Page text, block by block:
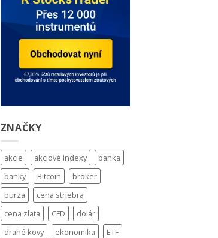
ZNAČKY
akcie akciové indexy
banka
banky
Bitcoin
broker
burza
cena striebra
cena zlata
CFD
dolár
drahé kovy
ekonomika
ETF